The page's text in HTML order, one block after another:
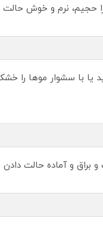
نرم و خوش‌ حالت
سشوار موها را